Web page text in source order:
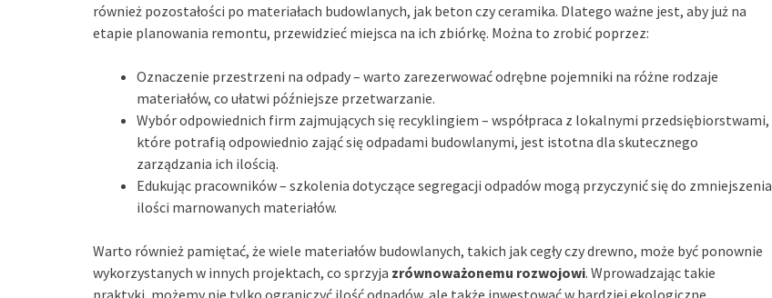
również pozostałości po materiałach budowlanych, jak beton czy ceramika. Dlatego ważne jest, aby już na
etapie planowania remontu, przewidzieć miejsca na ich zbiórkę. Można to zrobić poprzez:
Oznaczenie przestrzeni na odpady – warto zarezerwować odrębne pojemniki na różne rodzaje
materiałów, co ułatwi późniejsze przetwarzanie.
Wybór odpowiednich firm zajmujących się recyklingiem – współpraca z lokalnymi przedsiębiorstwami,
które potrafią odpowiednio zająć się odpadami budowlanymi, jest istotna dla skutecznego
zarządzania ich ilością.
Edukując pracowników – szkolenia dotyczące segregacji odpadów mogą przyczynić się do zmniejszenia
ilości marnowanych materiałów.
Warto również pamiętać, że wiele materiałów budowlanych, takich jak cegły czy drewno, może być ponownie
wykorzystanych w innych projektach, co sprzyja zrównoważonemu rozwojowi. Wprowadzając takie
praktyki, możemy nie tylko ograniczyć ilość odpadów, ale także inwestować w bardziej ekologiczne